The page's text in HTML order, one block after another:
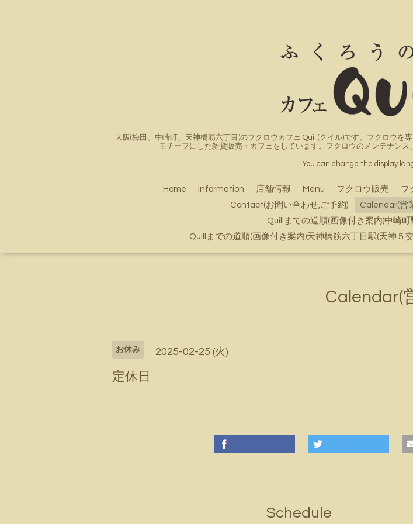
大阪(梅田、中崎町、天神橋筋六丁目)のフクロウカフェ Quill(クイル)です。フクロウ
モチーフにした雑貨販売・カフェをしています。フクロウのメンテナン
You can change the display
Home Information 店舗情報 Menu フクロウ販売 フ
Contact(お問い合わせ,ご予約)
Calendar(営
Quillまでの道順(画像付き案内)中崎
Quillまでの道順(画像付き案内)天神橋筋六丁目駅(天神５
Calendar(
お休み 2025-02-25 (火)
定休日
Schedule